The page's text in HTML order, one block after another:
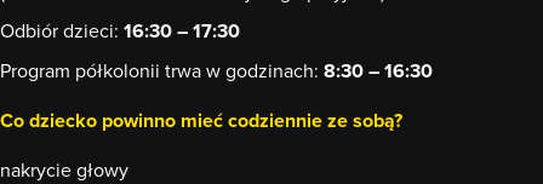
Odbiór dzieci: 16:30 – 17:30
Program półkolonii trwa w godzinach: 8:30 – 16:30
Co dziecko powinno mieć codziennie ze sobą?
nakrycie głowy